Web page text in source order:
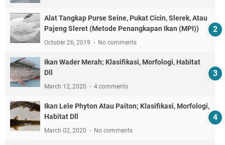
Alat Tangkap Purse Seine, Pukat Cicin, Slerek, Atau
Pajeng Sleret (Metode Penangkapan Ikan (MPI))
October 26, 2019 No comments
Ikan Wader Merah; Klasifikasi, Morfologi, Habitat
Dll
March 12, 2020 4 comments
Ikan Lele Phyton Atau Paiton; Klasifikasi, Morfologi,
Habitat Dll
March 02, 2020 No comments